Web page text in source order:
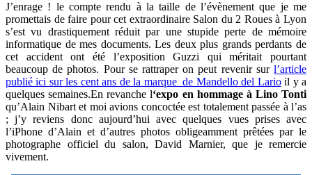
J’enrage ! le compte rendu à la taille de l’évènement que je me
promettais de faire pour cet extraordinaire Salon du 2 Roues à Lyon
s’est vu drastiquement réduit par une stupide perte de mémoire
informatique de mes documents. Les deux plus grands perdants de
cet accident ont été l’exposition Guzzi qui méritait pourtant
beaucoup de photos. Pour se rattraper on peut revenir sur l’article
publié ici sur les cent ans de la marque de Mandello del Larioil y a
quelques semaines.En revanche l‘expo en hommage à Lino Tonti
qu’Alain Nibart et moi avions concoctée est totalement passée à l’as
; j’y reviens donc aujourd’hui avec quelques vues prises avec
l’iPhone d’Alain et d’autres photos obligeamment prêtées par le
photographe officiel du salon, David Marnier, que je remercie
vivement.